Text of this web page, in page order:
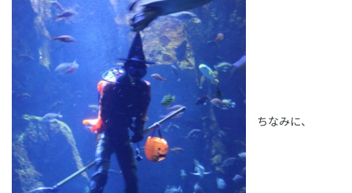
ちなみに、